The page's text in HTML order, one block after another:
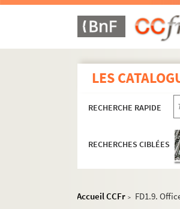
LES
RECHERCHE RAPIDE
RECHERCHES CIBLÉES
Accueil CCFr > FD1.9.